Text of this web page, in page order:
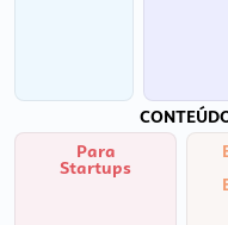
Para
Startups